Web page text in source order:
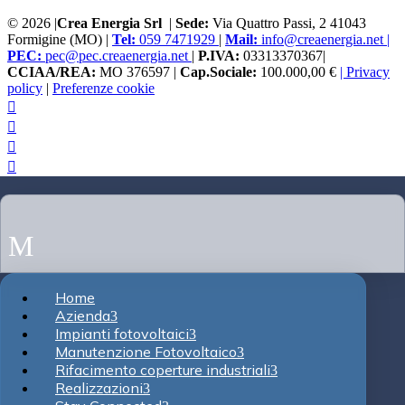
© 2026 |Crea Energia Srl | Sede: Via Quattro Passi, 2 41043
Formigine (MO) | Tel: 059 7471929 | Mail: info@creaenergia.net |
PEC: pec@pec.creaenergia.net | P.IVA: 03313370367|
CCIAA/REA: MO 376597 | Cap.Sociale: 100.000,00 € | Privacy
policy | Preferenze cookie




M
Home
Azienda
Impianti fotovoltaici
Manutenzione Fotovoltaico
Rifacimento coperture industriali
Realizzazioni